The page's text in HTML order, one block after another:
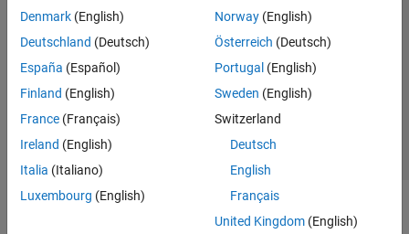
Statistics and Machine Learning Toolbox
Text Analytics Toolbox
Denmark (English)
Deutschland (Deutsch)
España (Español)
Finland (English)
France (Français)
Ireland (English)
Italia (Italiano)
Luxembourg (English)
Norway(English)
Österreich (Deutsch)
Portugal (English)
Sweden (English)
Switzerland
Deutsch
English
Français
United Kingdom(English)
Centro di fiducia
Informativa sulla privacy
Antipirateria
Stato dell'applicazione
Contatti
© 1994-2026 The MathWorks, Inc.